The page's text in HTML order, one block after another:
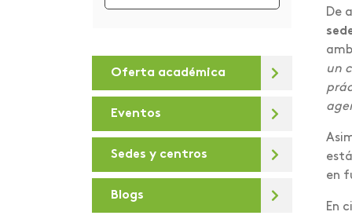
Convocatoria CIVA
De la U
Debates virtuales
Deportes
Día de la sostenibilidad
Diálogos para la
Oferta académica
Eventos
Sedes y centros
Blogs
De
un
en
En